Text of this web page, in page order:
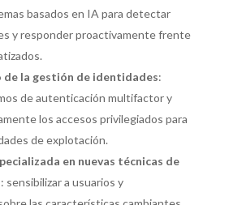
basados en IA para detectar
y responder proactivamente frente
la gestión de identidades:
de autenticación multifactor y
los accesos privilegiados para
de explotación.
en nuevas técnicas de
: sensibilizar a usuarios y